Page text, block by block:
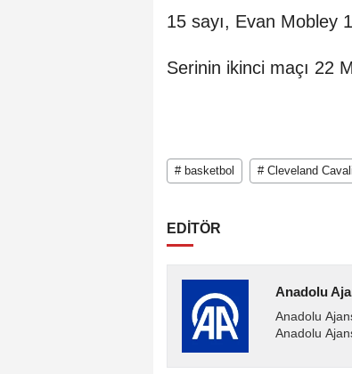
15 sayı, Evan Mobley
Serinin ikinci maçı 22
# basketbol # Cleveland
EDİTÖR
Anadolu
Anadolu
Anadolu